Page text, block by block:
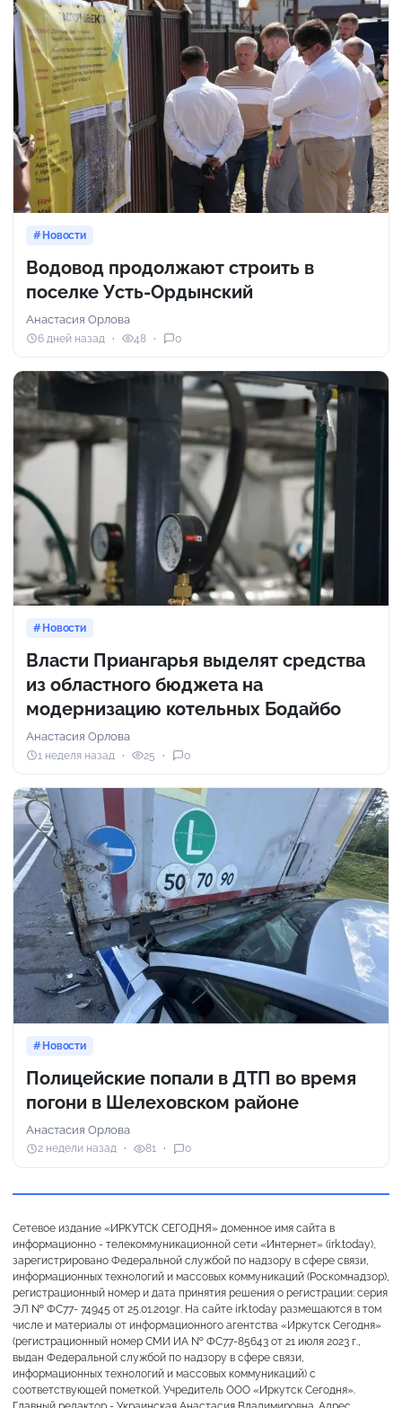
Новости
Водовод продолжают строить в
поселке Усть-Ордынский
Анастасия Орлова
6 дней назад 48 0
Новости
Власти Приангарья выделят средства
из областного бюджета на
модернизацию котельных Бодайбо
Анастасия Орлова
1 неделя назад 25 0
Новости
Полицейские попали в ДТП во время
погони в Шелеховском районе
Анастасия Орлова
2 недели назад 81 0
Сетевое издание «ИРКУТСК СЕГОДНЯ» доменное имя сайта в
информационно - телекоммуникационной сети «Интернет» (irk.today),
зарегистрировано Федеральной службой по надзору в сфере связи,
информационных технологий и массовых коммуникаций (Роскомнадзор),
регистрационный номер и дата принятия решения о регистрации: серия
ЭЛ № ФС77- 74945 от 25.01.2019г. На сайте irk.today размещаются в том
числе и материалы от информационного агентства «Иркутск Сегодня»
(регистрационный номер СМИ ИА № ФС77-85643 от 21 июля 2023 г.,
выдан Федеральной службой по надзору в сфере связи,
информационных технологий и массовых коммуникаций) с
соответствующей пометкой. Учредитель ООО «Иркутск Сегодня».